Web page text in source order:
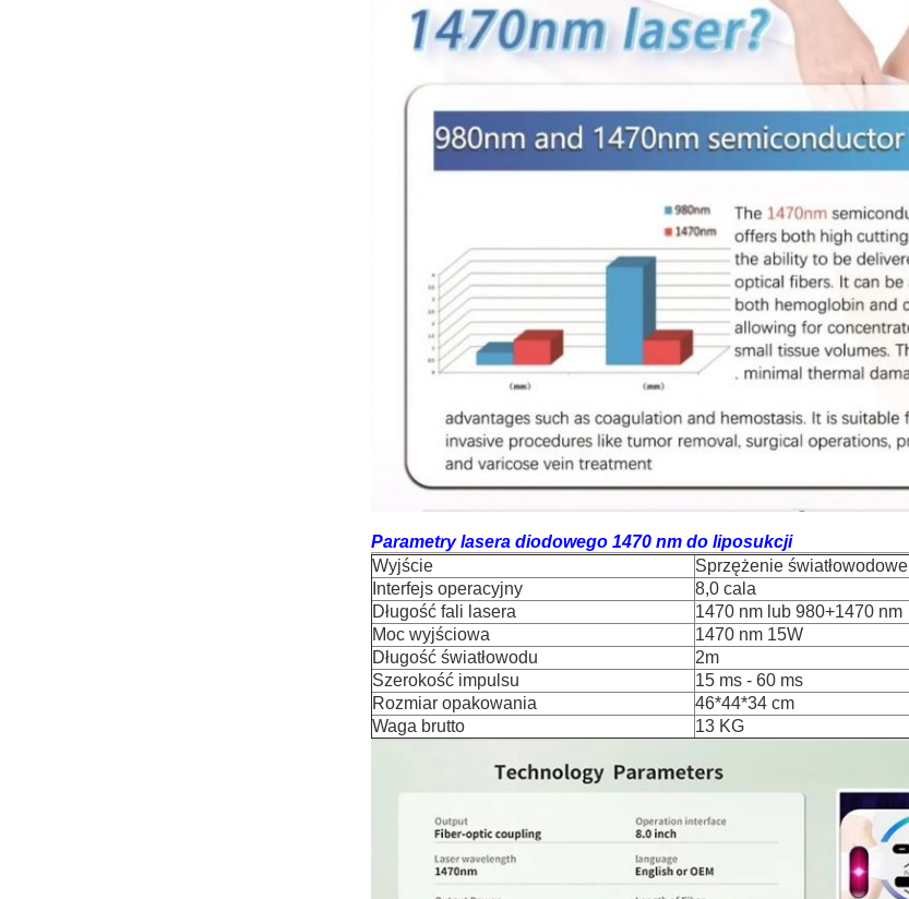
Parametry lasera diodowego 1470 nm do liposukcji
Wyjście
Sprzężenie światłowodowe
Interfejs operacyjny
8,0 cala
Długość fali lasera
1470 nm lub 980+1470 nm
Moc wyjściowa
1470 nm 15W
Długość światłowodu
2m
Szerokość impulsu
15 ms - 60 ms
Rozmiar opakowania
46*44*34 cm
Waga brutto
13 KG